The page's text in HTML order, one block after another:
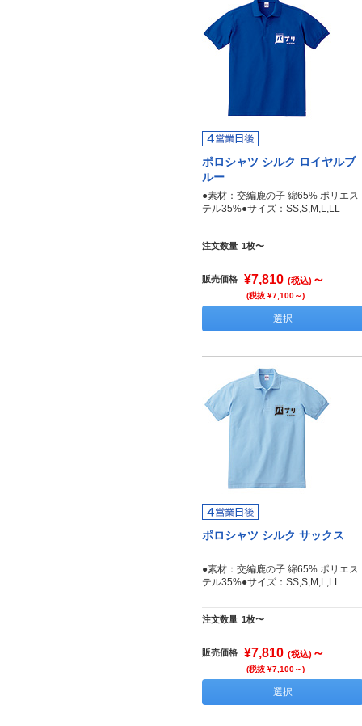
ポロシャツ シルク ロイヤルブ
ルー
●素材：交編鹿の子 綿65% ポリエス
テル35%●サイズ：SS,S,M,L,LL
注文数量 1枚〜
販売価格 ¥7,810 (税込) ～
(税抜 ¥7,100～)
選択
ポロシャツ シルク サックス
●素材：交編鹿の子 綿65% ポリエス
テル35%●サイズ：SS,S,M,L,LL
注文数量 1枚〜
販売価格 ¥7,810 (税込) ～
(税抜 ¥7,100～)
選択